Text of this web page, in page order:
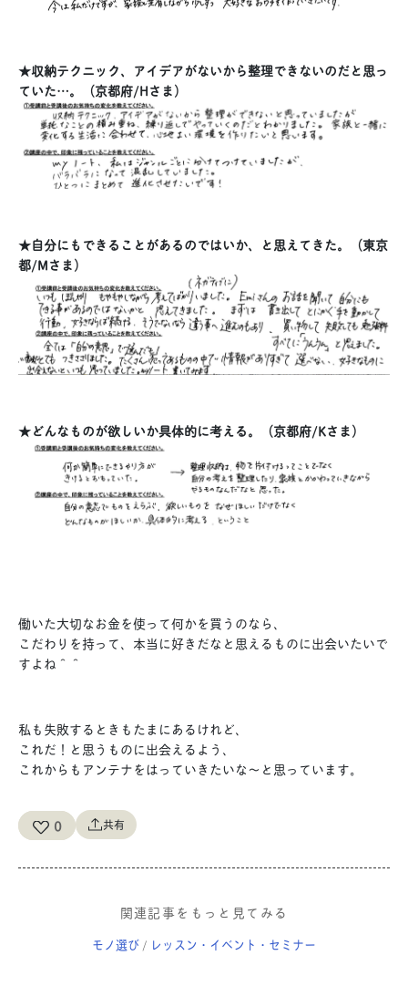
★収納テクニック、アイデアがないから整理できないのだと思っ
ていた…。（京都府/Hさま）
★自分にもできることがあるのではいか、と思えてきた。（東京
都/Mさま）
★どんなものが欲しいか具体的に考える。（京都府/Kさま）
働いた大切なお金を使って何かを買うのなら、
こだわりを持って、本当に好きだなと思えるものに出会いたいで
すよね＾＾
私も失敗するときもたまにあるけれど、
これだ！と思うものに出会えるよう、
これからもアンテナをはっていきたいな〜と思っています。
0 共有
関連記事をもっと見てみる
モノ選び / レッスン・イベント・セミナー